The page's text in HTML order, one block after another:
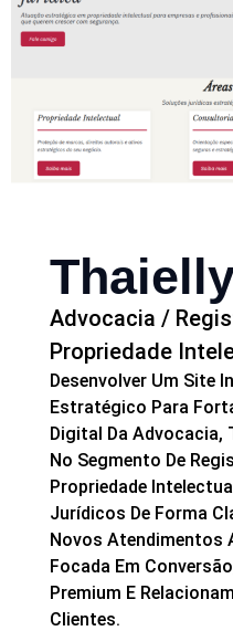
Advocacia /
Propriedade
Desenvolver Um Site
Estratégico Para
Digital Da Advocacia,
No Segmento De
Propriedade
Jurídicos De Forma
Novos Atendimentos
Focada Em
Premium E
Clientes.